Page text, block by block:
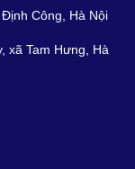
Công, Hà Nội
xã Tam Hưng, Hà